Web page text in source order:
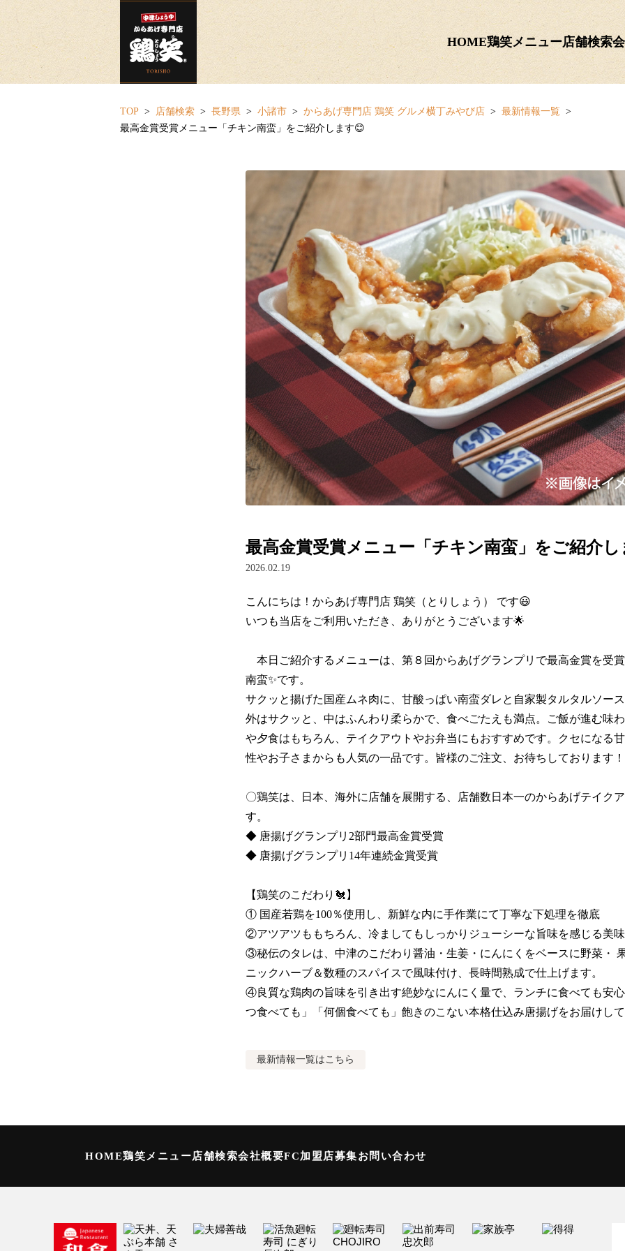
HOME鶏笑メニュー店舗検索
TOP 店舗検索 長野県 小諸市 からあげ専門店 鶏笑 グルメ横丁みやび店
最新情報一覧
最高金賞受賞メニュー「チキン南蛮」をご紹介します😊
最高金賞受賞メニュー「チキン南蛮」をご紹介
2026.02.19
こんにちは！からあげ専門店 鶏笑（とりしょう） です😃
いつも当店をご利用いただき、ありがとうございます🌟
本日ご紹介するメニューは、第８回からあげグランプリで最高金賞を受
南蛮✨です。
サクッと揚げた国産ムネ肉に、甘酸っぱい南蛮ダレと自家製タルタルソー
外はサクッと、中はふんわり柔らかで、食べごたえも満点。ご飯が進む味
や夕食はもちろん、テイクアウトやお弁当にもおすすめです。クセになる
性やお子さまからも人気の一品です。皆様のご注文、お待ちしております
〇鶏笑は、日本、海外に店舗を展開する、店舗数日本一のからあげテイク
す。
◆ 唐揚げグランプリ2部門最高金賞受賞
◆ 唐揚げグランプリ14年連続金賞受賞
【鶏笑のこだわり🐔】
① 国産若鶏を100％使用し、新鮮な内に手作業にて丁寧な下処理を徹底
②アツアツももちろん、冷ましてもしっかりジューシーな旨味を感じる美
③秘伝のタレは、中津のこだわり醤油・生姜・にんにくをベースに野菜・
ニックハーブ＆数種のスパイスで風味付け、長時間熟成で仕上げます。
④良質な鶏肉の旨味を引き出す絶妙なにんにく量で、ランチに食べても安
つ食べても」「何個食べても」飽きのこない本格仕込み唐揚げをお届けし
最新情報一覧はこちら
HOME鶏笑メニュー店舗検索会社概要FC加盟店募集お問い合わせ